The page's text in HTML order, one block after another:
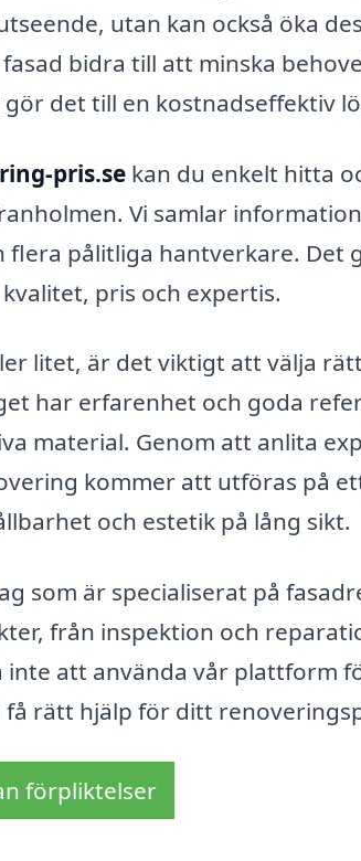
utan kan också öka
bidra till att minska
det till en kostnadseffektiv
pris.se kan du enkelt hitta
Vi samlar
pålitliga hantverkare. Det
pris och expertis.
litet, är det viktigt att välja
har erfarenhet och goda
material. Genom att anlita
kommer att utföras på
och estetik på lång sikt.
som är specialiserat på
från inspektion och
inte att använda vår plattform
rätt hjälp för ditt
förpliktelser